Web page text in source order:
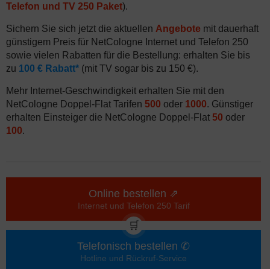
Telefon und TV 250 Paket).
Sichern Sie sich jetzt die aktuellen Angebote mit dauerhaft
günstigem Preis für NetCologne Internet und Telefon 250
sowie vielen Rabatten für die Bestellung: erhalten Sie bis
zu 100 € Rabatt* (mit TV sogar bis zu 150 €).
Mehr Internet-Geschwindigkeit erhalten Sie mit den
NetCologne Doppel-Flat Tarifen 500 oder 1000. Günstiger
erhalten Einsteiger die NetCologne Doppel-Flat 50 oder
100.
Online bestellen ⇗
Internet und Telefon 250 Tarif
🛒
Telefonisch bestellen ✆
Hotline und Rückruf-Service